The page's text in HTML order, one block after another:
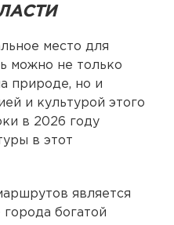
место для
можно не только
природе, но и
и культурой этого
в 2026 году
в этот
является
богатой